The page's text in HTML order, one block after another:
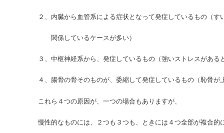
２、内臓から血管系による症状となって発症しているもの（す
関係しているケースが多い）
３、中枢神経系から、発症しているもの（強いストレスがある
４、腸骨の骨そのものが、委縮して発症しているもの（恥骨が
これら４つの原因が、一つの場合もありますが、
慢性的なものには、２つも３つも、ときには４つ全部が複合